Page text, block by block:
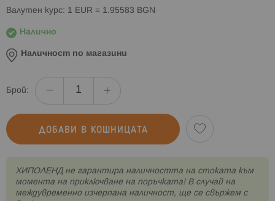
Валутен курс: 1 EUR = 1.95583 BGN
Налично
Наличност по магазини
Брой:
ДОБАВИ В КОШНИЦАТА
XИПОЛЕНД не гарантира наличността на стоката към
момента на приключване на поръчката! В случай на
междувременно изчерпана наличност, ще се свържем с